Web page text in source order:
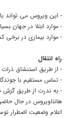
- این ویروس می تواند
- موارد ابتلا در جهان
- موارد بیماری در
راه انتقال
- از طریق استنشاق ذرات
- تماس مستقیم با
- به ندرت از طریق گزش
هانتاویروس در حال
اعلام وضعیت اضطرار